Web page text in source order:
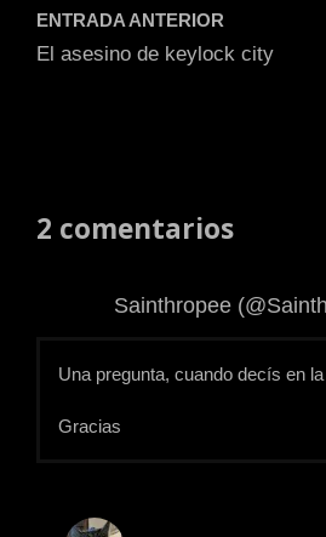
ENTRADA ANTERIOR
El asesino de keylock city
2 comentarios
Sainthropee
Una pregunta, cuando decís en
Gracias